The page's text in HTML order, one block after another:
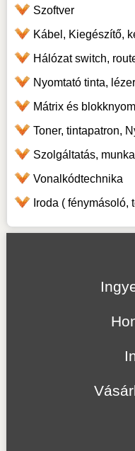
Szoftver
Kábel, Kiegészítő,
Hálózat switch,
Nyomtató tinta,
Mátrix és
Toner, tintapatron,
Szolgáltatás,
Vonalkódtechnika
Iroda ( fénymásoló,